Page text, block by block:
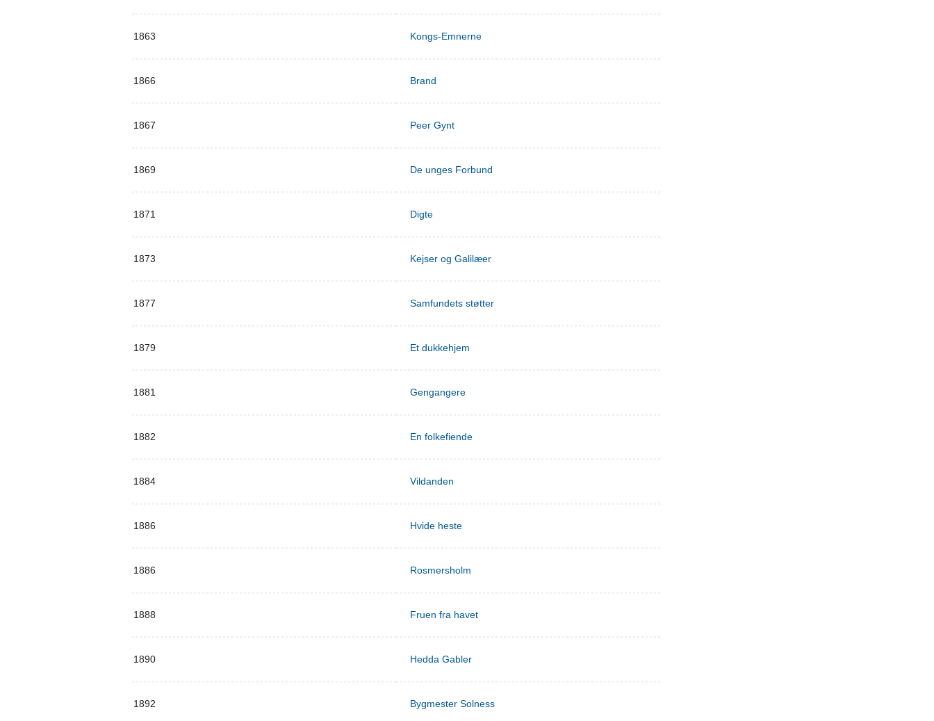
1863 Kongs-Emnerne
1866 Brand
1867 Peer Gynt
1869 De unges Forbund
1871 Digte
1873 Kejser og Galilæer
1877 Samfundets støtter
1879 Et dukkehjem
1881 Gengangere
1882 En folkefiende
1884 Vildanden
1886 Hvide heste
1886 Rosmersholm
1888 Fruen fra havet
1890 Hedda Gabler
1892 Bygmester Solness